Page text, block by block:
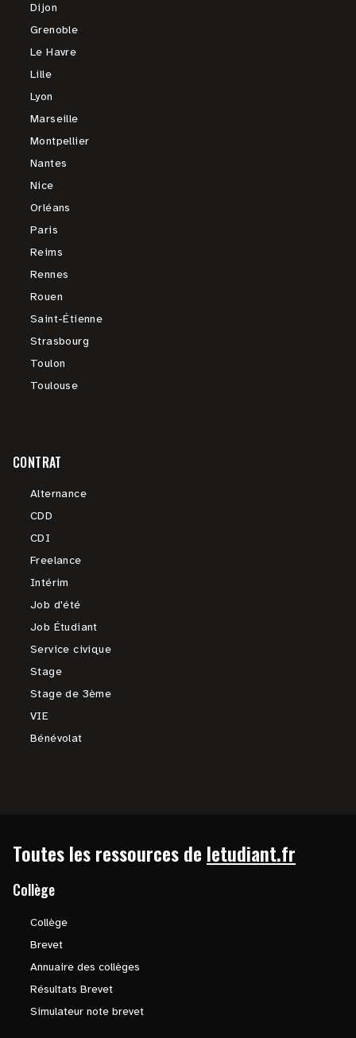
Dijon
Grenoble
Le Havre
Lille
Lyon
Marseille
Montpellier
Nantes
Nice
Orléans
Paris
Reims
Rennes
Rouen
Saint-Étienne
Strasbourg
Toulon
Toulouse
CONTRAT
Alternance
CDD
CDI
Freelance
Intérim
Job d'été
Job Étudiant
Service civique
Stage
Stage de 3ème
VIE
Bénévolat
Toutes les ressources de letudiant.fr
Collège
Collège
Brevet
Annuaire des collèges
Résultats Brevet
Simulateur note brevet